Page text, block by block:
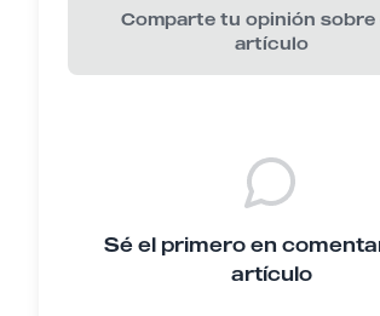
Comparte tu opinión sobre
artículo
Sé el primero en
artículo